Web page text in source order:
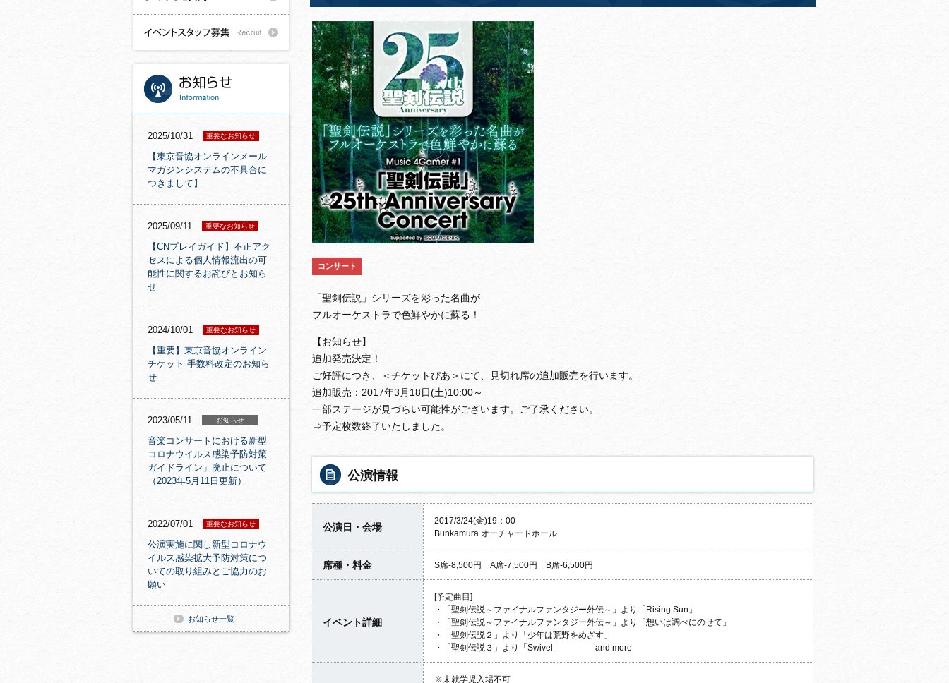
コンサート
「聖剣伝説」シリーズを彩った名曲が
フルオーケストラで色鮮やかに蘇る！
【お知らせ】
追加発売決定！
ご好評につき、＜チケットぴあ＞にて、見切れ席の追加販売を行います。
追加販売：2017年3月18日(土)10:00～
一部ステージが見づらい可能性がございます。ご了承ください。
⇒予定枚数終了いたしました。
公演情報
公演日・会場
2017/3/24(金)19：00
Bunkamura オーチャードホール
席種・料金 S席-8,500円 A席-7,500円 B席-6,500円
イベント詳細
[予定曲目]
・「聖剣伝説～ファイナルファンタジー外伝～」より「Rising Sun」
・「聖剣伝説～ファイナルファンタジー外伝～」より「想いは調べにのせて」
・「聖剣伝説２」より「少年は荒野をめざす」
・「聖剣伝説３」より「Swivel」 and more
※未就学児入場不可
2025/10/31 重要なお知らせ
【東京音協オンラインメール
マガジンシステムの不具合に
つきまして】
2025/09/11 重要なお知らせ
【CNプレイガイド】不正アク
セスによる個人情報流出の可
能性に関するお詫びとお知ら
せ
2024/10/01 重要なお知らせ
【重要】東京音協オンライン
チケット 手数料改定のお知ら
せ
2023/05/11 お知らせ
音楽コンサートにおける新型
コロナウイルス感染予防対策
ガイドライン」廃止について
（2023年5月11日更新）
2022/07/01 重要なお知らせ
公演実施に関し新型コロナウ
イルス感染拡大予防対策につ
いての取り組みとご協力のお
願い
お知らせ一覧